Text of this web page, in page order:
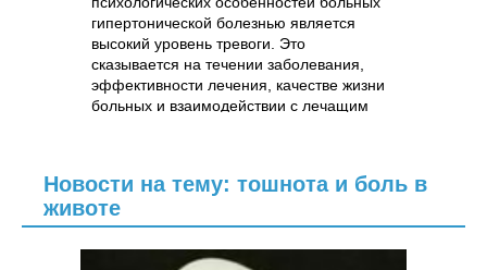
гипертонической болезнью является
высокий уровень тревоги. Это
сказывается на течении заболевания,
эффективности лечения, качестве жизни
больных и взаимодействии с лечащим
Новости на тему: тошнота и боль в
животе